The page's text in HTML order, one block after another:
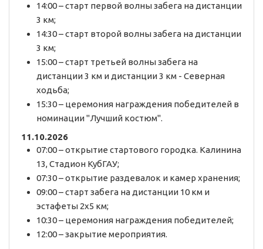
14:00 – старт первой волны забега на дистанции
3 км;
14:30 – старт второй волны забега на дистанции
3 км;
15:00 – старт третьей волны забега на
дистанции 3 км и дистанции 3 км - Северная
ходьба;
15:30 – церемония награждения победителей в
номинации "Лучший костюм".
11.10.2026
07:00 – открытие стартового городка. Калинина
13, Стадион КубГАУ;
07:30 – открытие раздевалок и камер хранения;
09:00 – старт забега на дистанции 10 км и
эстафеты 2х5 км;
10:30 – церемония награждения победителей;
12:00 – закрытие мероприятия.